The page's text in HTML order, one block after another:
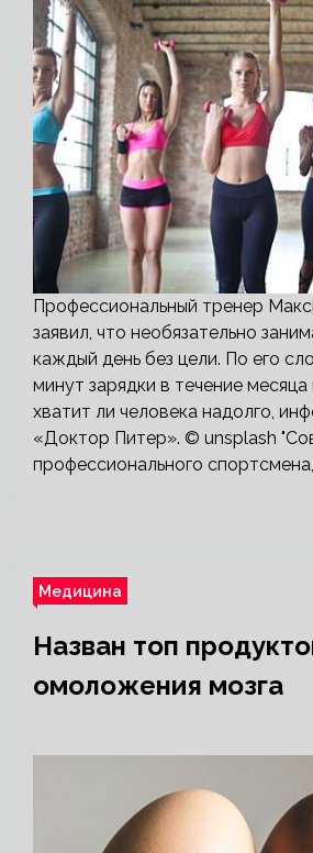
Профессиональный тренер
заявил, что необязательно
каждый день без цели. По его
минут зарядки в течение месяца
хватит ли человека надолго,
«Доктор Питер». © unsplash
профессионального спортсмена,
Медицина
Назван топ
омоложения мозга